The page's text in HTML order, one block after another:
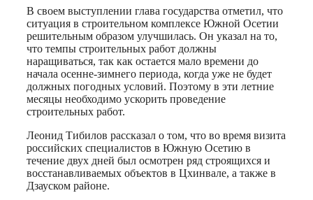
В своем выступлении глава государства отметил, что
ситуация в строительном комплексе Южной Осетии
решительным образом улучшилась. Он указал на то,
что темпы строительных работ должны
наращиваться, так как остается мало времени до
начала осенне-зимнего периода, когда уже не будет
должных погодных условий. Поэтому в эти летние
месяцы необходимо ускорить проведение
строительных работ.
Леонид Тибилов рассказал о том, что во время визита
российских специалистов в Южную Осетию в
течение двух дней был осмотрен ряд строящихся и
восстанавливаемых объектов в Цхинвале, а также в
Дзауском районе.